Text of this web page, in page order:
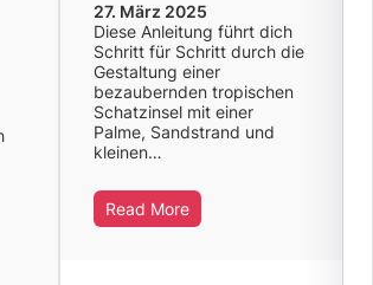
27. März 2025
Diese Anleitung führt dich
Schritt für Schritt durch die
Gestaltung einer
bezaubernden tropischen
Schatzinsel mit einer
Palme, Sandstrand und
kleinen…
Read More